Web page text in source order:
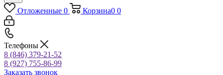
Отложенные 0 Корзина0 0
Телефоны
8 (846) 379-21-52
8 (927) 755-86-99
Заказать звонок